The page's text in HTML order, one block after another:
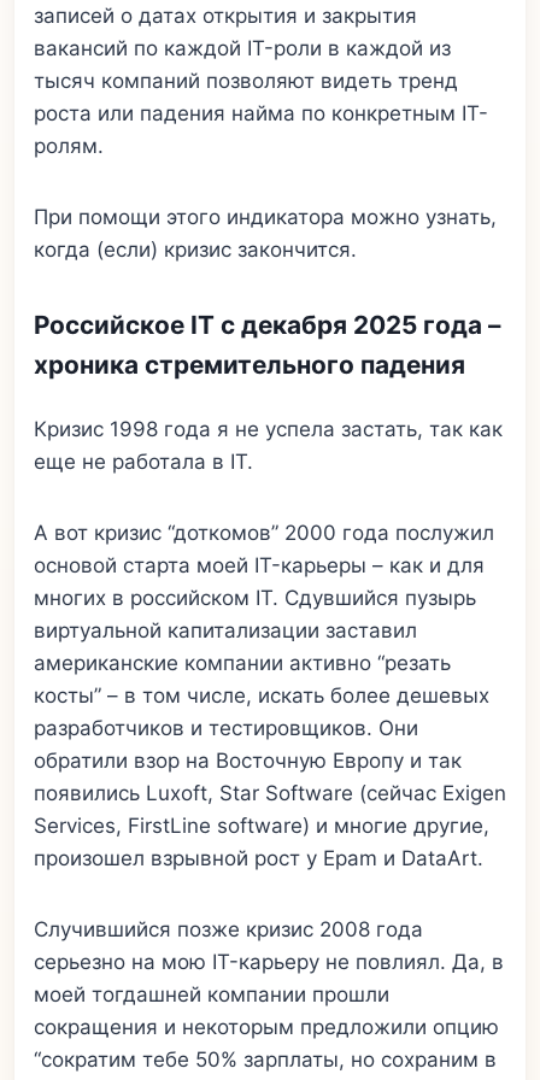
записей о датах открытия и закрытия
вакансий по каждой IT-роли в каждой из
тысяч компаний позволяют видеть тренд
роста или падения найма по конкретным IT-
ролям.
При помощи этого индикатора можно узнать,
когда (если) кризис закончится.
Российское IT с декабря 2025 года –
хроника стремительного падения
Кризис 1998 года я не успела застать, так как
еще не работала в IT.
А вот кризис “доткомов” 2000 года послужил
основой старта моей IT-карьеры – как и для
многих в российском IT. Сдувшийся пузырь
виртуальной капитализации заставил
американские компании активно “резать
косты” – в том числе, искать более дешевых
разработчиков и тестировщиков. Они
обратили взор на Восточную Европу и так
появились Luxoft, Star Software (сейчас Exigen
Services, FirstLine software) и многие другие,
произошел взрывной рост у Epam и DataArt.
Случившийся позже кризис 2008 года
серьезно на мою IT-карьеру не повлиял. Да, в
моей тогдашней компании прошли
сокращения и некоторым предложили опцию
“сократим тебе 50% зарплаты, но сохраним в